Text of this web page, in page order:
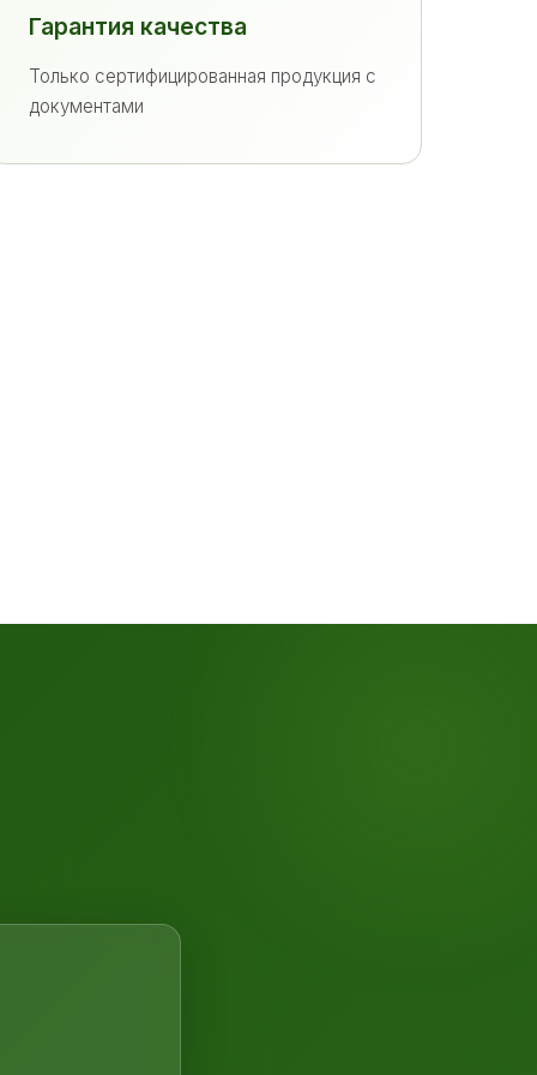
Гарантия качества
Только сертифицированная продукция с
документами